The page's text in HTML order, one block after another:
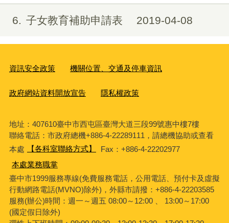
6 子女教育補助申請表 2019-04-08
資訊安全政策 機關位置、交通及停車資訊
政府網站資料開放宣告 隱私權政策
地址：407610臺中市西屯區臺灣大道三段99號惠中樓7樓
聯絡電話：市政府總機+886-4-22289111，請總機協助或查看
本處
【各科室聯絡方式】
Fax：+886-4-22202977
本處業務職掌
臺中市1999服務專線(免費服務電話，公用電話、預付卡及虛擬
行動網路電話(MVNO)除外)，外縣市請撥：+886-4-22203585
服務(辦公)時間：週一～週五 08:00～12:00 、 13:00～17:00
(國定假日除外)